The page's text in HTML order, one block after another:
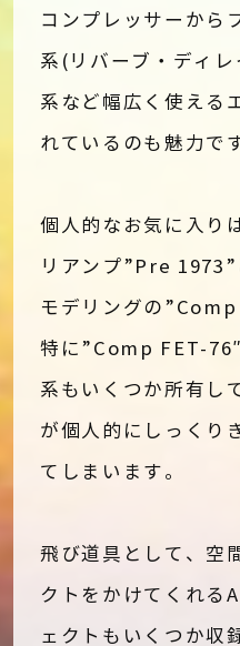
コンプレッサーから
系(リバーブ・ディ
系など幅広く使える
れているのも魅力で
個人的なお気に入り
リアンプ”Pre
モデリングの”Comp
特に”Comp FET-
系もいくつか所有し
が個人的にしっくり
てしまいます。
飛び道具として、空
クトをかけてくれ
ェクトもいくつか収